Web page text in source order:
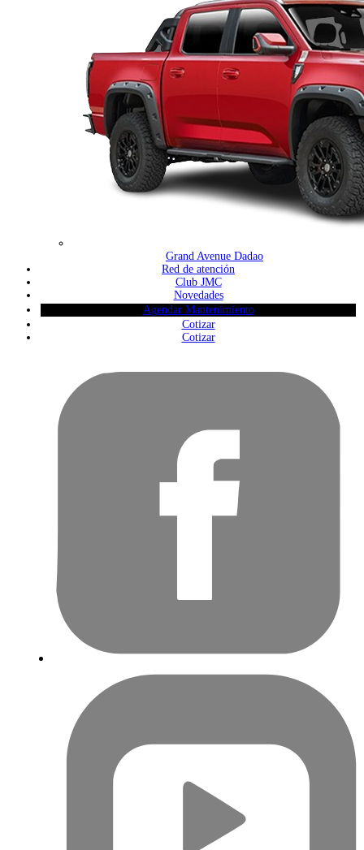
Grand Avenue Dadao
Red de atención
Club JMC
Novedades
Agendar Mantenimiento
Cotizar
Cotizar